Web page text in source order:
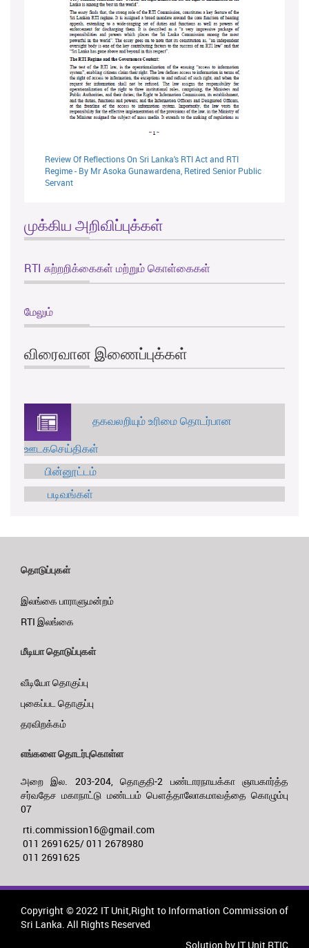
Review Of Reflections On Sri Lanka's RTI Act and RTI
Regime - By Mr Asoka Gunawardena, Retired Senior Public
Servant
முக்கிய அறிவிப்புக்கள்
RTI சுற்றறிக்கைகள் மற்றும் கொள்கைகள்
மேலும்
விரைவான இணைப்புக்கள்
தகவலறியும் உரிமை தொடர்பான
ஊடகசெய்திகள்
பின்னூட்டம்
படிவங்கள்
தொடுப்புகள்
இலங்கை பாராளுமன்றம்
RTI இலங்கை
மீடியா தொடுப்புகள்
வீடியோ தொகுப்பு
புகைப்பட தொகுப்பு
தரவிறக்கம்
எங்களை தொடர்புகொள்ள
அறை இல. 203-204, தொகுதி-2 பண்டாரநாயக்கா ஞாபகார்த்த
சர்வதேச மகாநாட்டு மண்டபம் பௌத்தாலோகமாவத்தை கொழும்பு
07
rti.commission16@gmail.com
011 2691625/ 011 2678980
011 2691625
Copyright © 2022 IT Unit,Right to Information Commission of
Sri Lanka. All Rights Reserved
Solution by IT Unit RTIC